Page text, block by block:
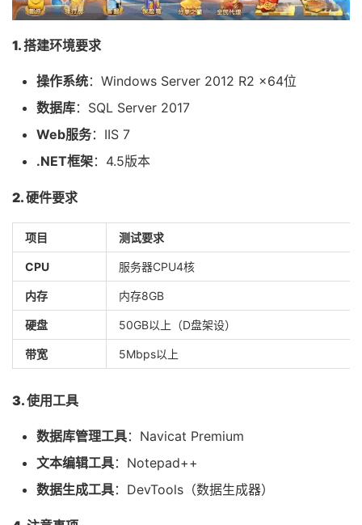
1. 搭建环境要求
操作系统：Windows Server 2012 R2 x64位
数据库：SQL Server 2017
Web服务：IIS 7
.NET框架：4.5版本
2. 硬件要求
项目 测试要求
CPU 服务器CPU4核
内存 内存8GB
硬盘 50GB以上（D盘架设）
带宽 5Mbps以上
3. 使用工具
数据库管理工具：Navicat Premium
文本编辑工具：Notepad++
数据生成工具：DevTools（数据生成器）